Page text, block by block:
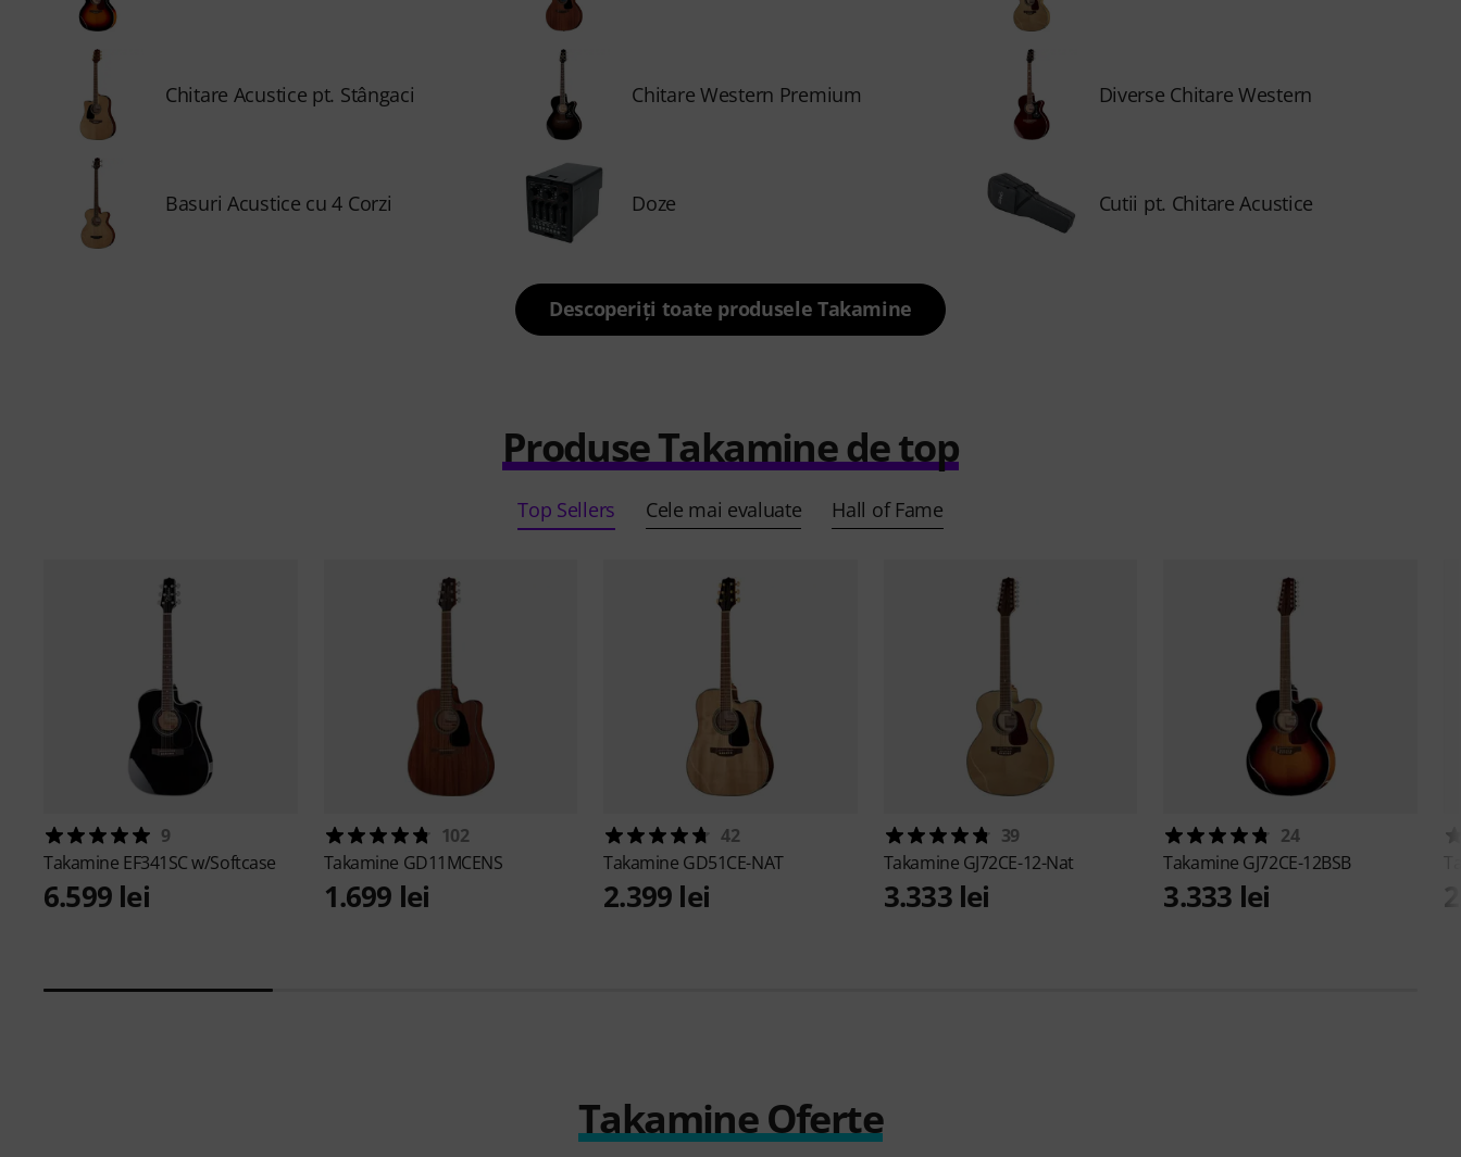
Chitare Acustice pt. Stângaci Chitare Western Premium Diverse Chitare Western
Basuri Acustice cu 4 Corzi Doze Cutii pt. Chitare Acustice
Descoperiți toate produsele Takamine
Produse Takamine de top
Top Sellers Cele mai evaluate Hall of Fame
9
Takamine EF341SC w/Softcase
6.599 lei
102
Takamine GD11MCENS
1.699 lei
42
Takamine GD51CE-NAT
2.399 lei
39
Takamine GJ72CE-12-Nat
3.333 lei
24
Takamine GJ72CE-12BSB
3.333 lei
Takamine Oferte